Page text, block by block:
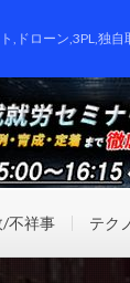
,ドローン,3PL,独
/不祥事 テク